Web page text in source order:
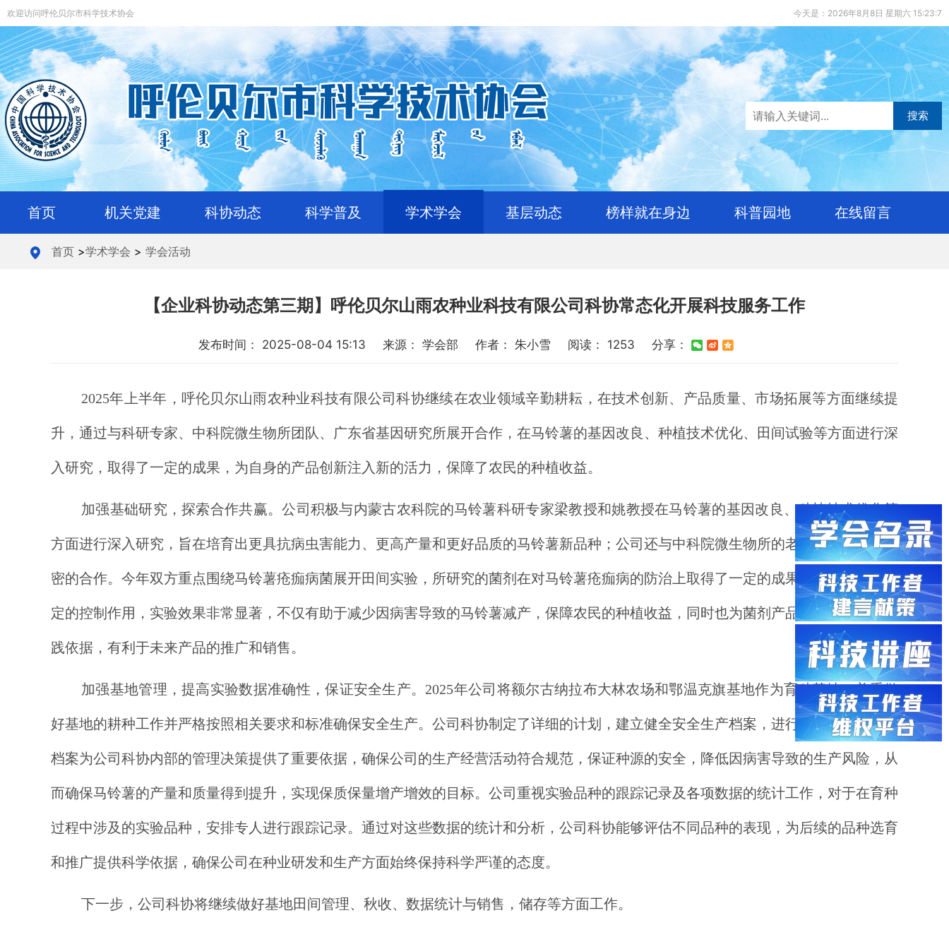
欢迎访问呼伦贝尔市科学技术协会 今天是：2026年8月8日 星期六 15:23:7
搜索
首页 机关党建 科协动态 科学普及 学术学会 基层动态 榜样就在身边 科普园地 在线留言
首页>学术学会 > 学会活动
【企业科协动态第三期】呼伦贝尔山雨农种业科技有限公司科协常态化开展科技服务工作
发布时间： 2025-08-04 15:13 来源： 学会部 作者： 朱小雪 阅读： 1253 分享：
2025年上半年，呼伦贝尔山雨农种业科技有限公司科协继续在农业领域辛勤耕耘，在技术创新、产品质量、市场拓展等方面继续提
升，通过与科研专家、中科院微生物所团队、广东省基因研究所展开合作，在马铃薯的基因改良、种植技术优化、田间试验等方面进行深
入研究，取得了一定的成果，为自身的产品创新注入新的活力，保障了农民的种植收益。
加强基础研究，探索合作共赢。公司积极与内蒙古农科院的马铃薯科研专家梁教授和姚教授在马铃薯的基因改良、种植技术优化等
方面进行深入研究，旨在培育出更具抗病虫害能力、更高产量和更好品质的马铃薯新品种；公司还与中科院微生物所的老师团队进行了紧
密的合作。今年双方重点围绕马铃薯疮痂病菌展开田间实验，所研究的菌剂在对马铃薯疮痂病的防治上取得了一定的成果，对病害起到一
定的控制作用，实验效果非常显著，不仅有助于减少因病害导致的马铃薯减产，保障农民的种植收益，同时也为菌剂产品提供了有力的实
践依据，有利于未来产品的推广和销售。
加强基地管理，提高实验数据准确性，保证安全生产。2025年公司将额尔古纳拉布大林农场和鄂温克旗基地作为育种基地，着重做
好基地的耕种工作并严格按照相关要求和标准确保安全生产。公司科协制定了详细的计划，建立健全安全生产档案，进行详细记录。这些
档案为公司科协内部的管理决策提供了重要依据，确保公司的生产经营活动符合规范，保证种源的安全，降低因病害导致的生产风险，从
而确保马铃薯的产量和质量得到提升，实现保质保量增产增效的目标。公司重视实验品种的跟踪记录及各项数据的统计工作，对于在育种
过程中涉及的实验品种，安排专人进行跟踪记录。通过对这些数据的统计和分析，公司科协能够评估不同品种的表现，为后续的品种选育
和推广提供科学依据，确保公司在种业研发和生产方面始终保持科学严谨的态度。
下一步，公司科协将继续做好基地田间管理、秋收、数据统计与销售，储存等方面工作。